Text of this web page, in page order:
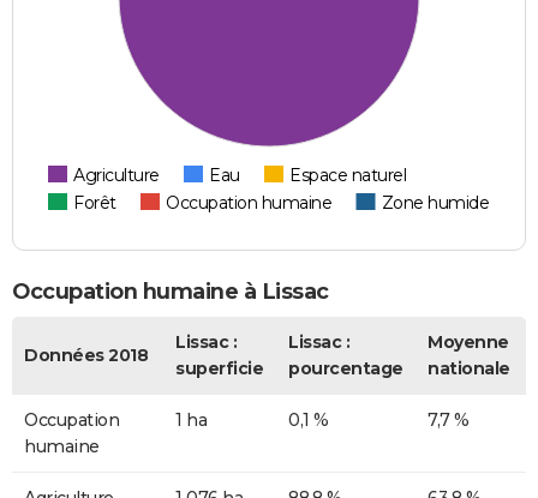
Agriculture Eau
Espace naturel
Forêt
Occupation humaine Zone humide
Occupation humaine à Lissac
Données 2018
Lissac :
superficie
Lissac :
pourcentage
Moyenne
nationale
Occupation
humaine
1 ha 0,1 % 7,7 %